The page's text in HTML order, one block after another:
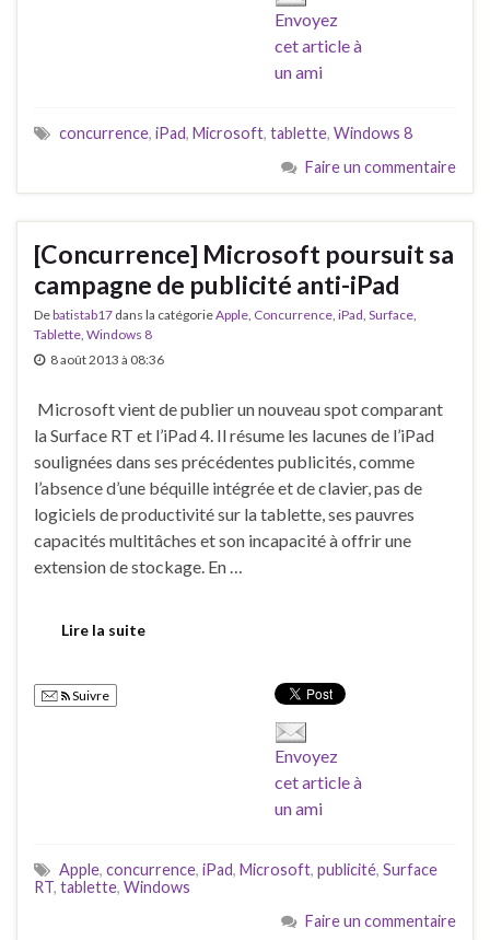
Envoyez
cet article à
un ami
concurrence, iPad, Microsoft, tablette, Windows 8
Faire un commentaire
[Concurrence] Microsoft poursuit sa
campagne de publicité anti-iPad
Debatistab17 dans la catégorieApple, Concurrence, iPad, Surface,
Tablette, Windows 8
8 août 2013 à 08:36
Microsoft vient de publier un nouveau spot comparant
la Surface RT et l’iPad 4. Il résume les lacunes de l’iPad
soulignées dans ses précédentes publicités, comme
l’absence d’une béquille intégrée et de clavier, pas de
logiciels de productivité sur la tablette, ses pauvres
capacités multitâches et son incapacité à offrir une
extension de stockage. En …
Lire la suite
Suivre
Envoyez
cet article à
un ami
Apple, concurrence, iPad, Microsoft, publicité, Surface
RT, tablette, Windows
Faire un commentaire